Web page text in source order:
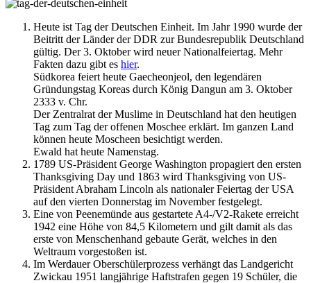
Heute ist Tag der Deutschen Einheit. Im Jahr 1990 wurde der
Beitritt der Länder der DDR zur Bundesrepublik Deutschland
gültig. Der 3. Oktober wird neuer Nationalfeiertag. Mehr
Fakten dazu gibt es hier.
Südkorea feiert heute Gaecheonjeol, den legendären
Gründungstag Koreas durch König Dangun am 3. Oktober
2333 v. Chr.
Der Zentralrat der Muslime in Deutschland hat den heutigen
Tag zum Tag der offenen Moschee erklärt. Im ganzen Land
können heute Moscheen besichtigt werden.
Ewald hat heute Namenstag.
1789 US-Präsident George Washington propagiert den ersten
Thanksgiving Day und 1863 wird Thanksgiving von US-
Präsident Abraham Lincoln als nationaler Feiertag der USA
auf den vierten Donnerstag im November festgelegt.
Eine von Peenemünde aus gestartete A4-/V2-Rakete erreicht
1942 eine Höhe von 84,5 Kilometern und gilt damit als das
erste von Menschenhand gebaute Gerät, welches in den
Weltraum vorgestoßen ist.
Im Werdauer Oberschülerprozess verhängt das Landgericht
Zwickau 1951 langjährige Haftstrafen gegen 19 Schüler, die